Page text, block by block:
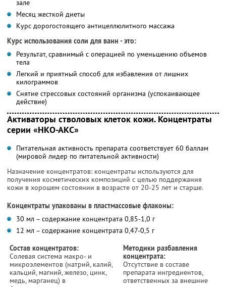
зале
Месяц жесткой диеты
Курс дорогостоящего антицеллюлитного массажа
Курс использования соли для ванн - это:
Результат, сравнимый с операцией по уменьшению объемов
тела
Легкий и приятный способ для избавления от лишних
килограммов
Снятие стрессовых состояний организма (успокаивающее
действие)
Активаторы стволовых клеток кожи. Концентраты
серии «НКО-АКС»
Питательная активность препарата соответствует 60 баллам
(мировой лидер по питательной активности)
Назначение концентратов: концентраты используются для
получения косметических композиций с целью поддержания
кожи в хорошем состоянии в возрасте от 20-25 лет и старше.
Концентраты упакованы в пластмассовые флаконы:
30 мл – содержание концентрата 0,85-1,0 г
12 мл – содержание концентрата 0,47-0,5 г
Состав концентратов:
Солевая система макро- и
микроэлементов (натрий, калий,
кальций, магний, железо, цинк,
медь, марганец) в
Методики разбавления
концентрата:
Отсутствие в составе
препарата ингредиентов,
ответственных за внешние